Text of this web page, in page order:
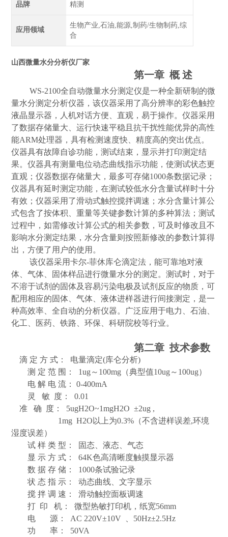
品牌 精测
应用领域
生物产业,石油,能源,制药/生物制药,综
合
山西微量水分分析仪厂家
第一章 概 述
WS-2100全自动微量水分测定仪是一种全新研制的微
量水分测定分析仪器，该仪器采用了高分辨率的彩色触控
液晶显示器，人机对话方便、直观，易于操作。仪器采用
了数据存储量大、运行快速平稳且抗干扰性能优异的高性
能ARM处理器，具有检测速度快、精度高的突出优点。
仪器具有故障自诊功能，测试结束，显示并打印测定结
果。仪器具有测量电位动态曲线指示功能，使测试状态更
直观；仪器数据存储量大，最多可存储1000条数据记录；
仪器具有延时测定功能，在测试较低水分含量试样时十分
有效；仪器采用了滑动式触控搅拌调速；水分含量计算公
式包含了按体积、重量等关键参数计算的多种算法；测试
过程中，如需修改计算公式的相关参数，可及时修改且不
影响水分测定结果，水分含量则按照新修改的参数计算得
出，方便了用户的使用。
该仪器采用卡尔-菲休库仑滴定法，能可靠地对液
体、气体、固体样品进行微量水分的测定。测试时，对于
不溶于试剂的固体及容易污染电极及试剂反应的物质，可
配用相应的固体、气体、液体进样器进行间接测定 ，是一
种高效率、全自动的分析仪器。广泛应用于电力、石油、
化工、医药、铁路、环保、科研院校等行业。
第二章 技术参数
滴 定 方 式： 电量滴定(库仑分析)
测 定 范 围：
1ug～ 100mg （典型值10ug～ 100ug）
电 解 电 流：
0-400mA
灵
敏 度：
0.01
准
确 度： 5ugH2O~1mgH2O±2ug ,
1mg H2O以上为0.3% （不含进样误差,环境
湿度误差）
试 样 类 型：
固态、液态、气态
显 示 方 式：
64K色高清晰度触摸显示器
数 据 存 储：
1000条试验记录
状 态 指 示：
动态曲线、文字显示
搅 拌 调 速：
滑动触控面板调速
打 印 机： 微型热敏打印机，纸宽56mm
电
源： AC 220V±10V 、 50Hz±2.5Hz
功
率： 50VA